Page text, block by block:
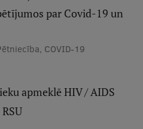
par Covid-19 un
COVID-19
apmeklē HIV / AIDS